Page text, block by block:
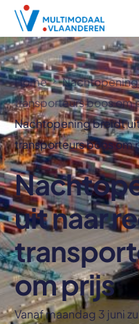
Home
transporteurs boos om
Nachtopening breidt
transporteurs boos om
uit naar
om prijs
Vanaf maandag 3 juni